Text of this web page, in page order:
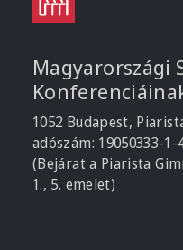
Magyarországi
1052 Budapest,
adószám: 19050333-1-
(Bejárat a Piarista
1., 5. emelet)